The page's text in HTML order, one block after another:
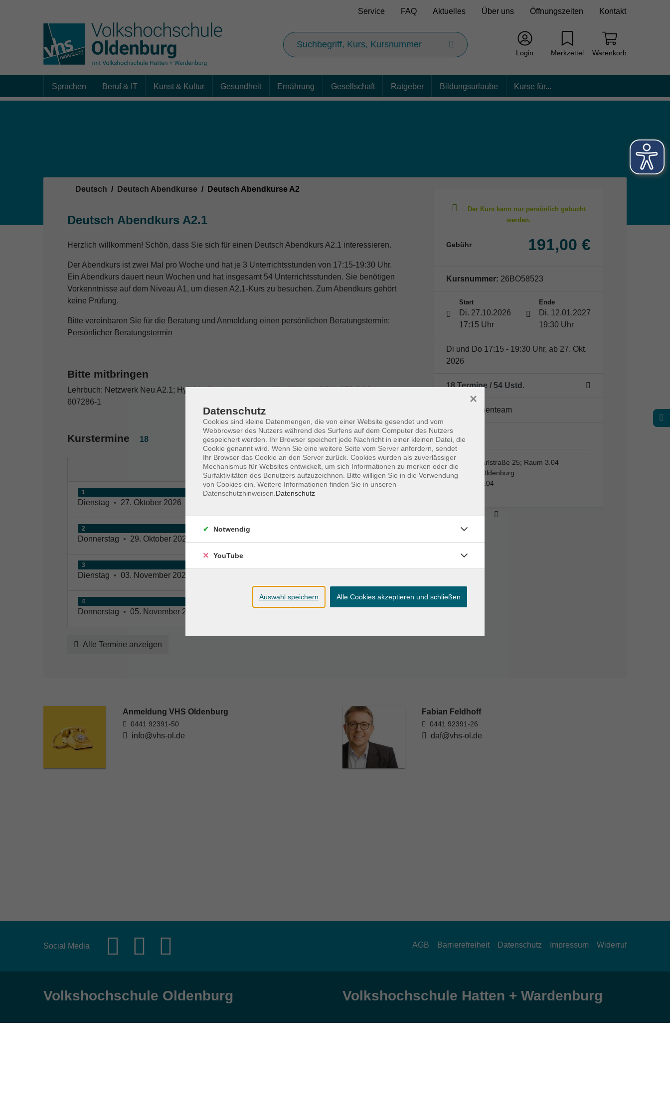
Service FAQ Aktuelles Über uns Öffnungszeiten Kontakt
Login Merkzettel Warenkorb
Sprachen Beruf & IT Kunst & Kultur Gesundheit Ernährung Gesellschaft Ratgeber Bildungsurlaube Kurse für...
Deutsch Deutsch Abendkurse Deutsch Abendkurse A2
Deutsch Abendkurs A2.1
Herzlich willkommen! Schön, dass Sie sich für einen Deutsch Abendkurs A2.1 interessieren.
Der Abendkurs ist zwei Mal pro Woche und hat je 3 Unterrichtsstunden von 17:15-19:30 Uhr.
Ein Abendkurs dauert neun Wochen und hat insgesamt 54 Unterrichtsstunden. Sie benötigen
Vorkenntnisse auf dem Niveau A1, um diesen A2.1-Kurs zu besuchen. Zum Abendkurs gehört
keine Prüfung.
Bitte vereinbaren Sie für die Beratung und Anmeldung einen persönlichen Beratungstermin:
Persönlicher Beratungstermin
Bitte mitbringen
Lehrbuch: Netzwerk Neu A2.1; Hybride Ausgabe Allango; Klett-Verlag: ISBN: 978-3-12-
607286-1
Kurstermine 18
Ort / Raum
1
Dienstag • 27. Oktober 2026
VHS, Karlstraße 25;
2
Donnerstag • 29. Oktober 2026
Raum 3.04
3
Dienstag • 03. November 2026
4
Donnerstag • 05. November 2026
VHS, Karlstraße 25;
Alle Termine anzeigen
Gebühr 191,00 €
Kursnummer: 26BO58523
Start
Di. 27.10.2026
17:15 Uhr
Ende
Di. 12.01.2027
19:30 Uhr
Di und Do 17:15 - 19:30 Uhr, ab 27. Okt.
2026
18 Termine / 54 Ustd.
Dozent*innenteam
VHS,…
VHS, Karlstraße 25; Raum 3.04
26123 Oldenburg
Raum 3.04
Anmeldung VHS Oldenburg
0441 92391-50
info@vhs-ol.de
Fabian Feldhoff
0441 92391-26
daf@vhs-ol.de
Social Media AGB Barrierefreiheit Datenschutz Impressum Widerruf
Volkshochschule Oldenburg Volkshochschule Hatten + Wardenburg
Datenschutz
Cookies sind kleine Datenmengen, die von einer Website gesendet und vom
Webbrowser des Nutzers während des Surfens auf dem Computer des Nutzers
gespeichert werden. Ihr Browser speichert jede Nachricht in einer kleinen Datei, die
Cookie genannt wird. Wenn Sie eine weitere Seite vom Server anfordern, sendet
Ihr Browser das Cookie an den Server zurück. Cookies wurden als zuverlässiger
Mechanismus für Websites entwickelt, um sich Informationen zu merken oder die
Surfaktivitäten des Benutzers aufzuzeichnen. Bitte willigen Sie in die Verwendung
von Cookies ein. Weitere Informationen finden Sie in unseren
Datenschutzhinweisen. Datenschutz
×
Notwendig
YouTube
Auswahl speichern Alle Cookies akzeptieren und schließen